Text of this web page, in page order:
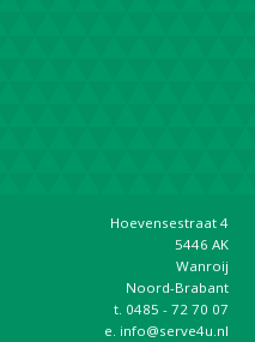
Hoevensestraat 4
5446 AK
Wanroij
Noord-Brabant
t. 0485 - 72 70 07
e. info@serve4u.nl